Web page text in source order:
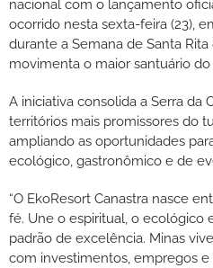
nacional com o lançamento
ocorrido nesta sexta-feira (23),
durante a Semana de Santa
movimenta o maior santuário
A iniciativa consolida a Serra da
territórios mais promissores do
ampliando as oportunidades
ecológico, gastronômico e de
“O EkoResort Canastra nasce
fé. Une o espiritual, o ecológico
padrão de excelência. Minas
com investimentos, empregos e